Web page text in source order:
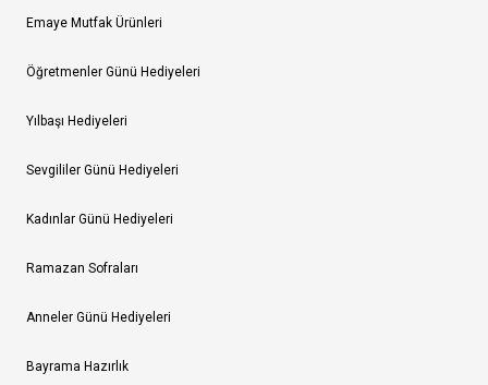
Emaye Mutfak Ürünleri
Öğretmenler Günü Hediyeleri
Yılbaşı Hediyeleri
Sevgililer Günü Hediyeleri
Kadınlar Günü Hediyeleri
Ramazan Sofraları
Anneler Günü Hediyeleri
Bayrama Hazırlık